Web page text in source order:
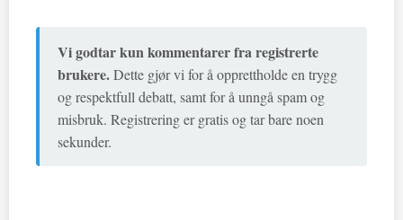
Vi godtar kun kommentarer fra registrerte
brukere.Dette gjør vi for å opprettholde en trygg
og respektfull debatt, samt for å unngå spam og
misbruk. Registrering er gratis og tar bare noen
sekunder.